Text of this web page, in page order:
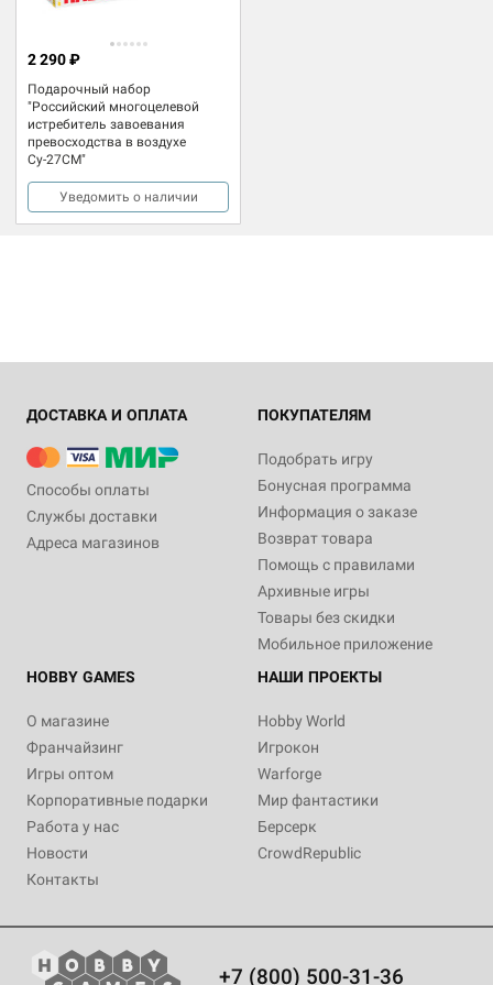
Подарочный набор
"Российский многоцелевой
истребитель завоевания
превосходства в воздухе
Су-27СМ"
2 290 ₽
Уведомить о наличии
ДОСТАВКА И ОПЛАТА
Способы оплаты
Службы доставки
Адреса магазинов
ПОКУПАТЕЛЯМ
Подобрать игру
Бонусная программа
Информация о заказе
Возврат товара
Помощь с правилами
Архивные игры
Товары без скидки
Мобильное приложение
HOBBY GAMES
О магазине
Франчайзинг
Игры оптом
Корпоративные подарки
Работа у нас
Новости
Контакты
НАШИ ПРОЕКТЫ
Hobby World
Игрокон
Warforge
Мир фантастики
Берсерк
CrowdRepublic
+7 (800) 500-31-36